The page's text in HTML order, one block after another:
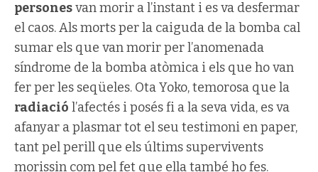
personesvan morir a l’instant i es va desfermar
el caos. Als morts per la caiguda de la bomba cal
sumar els que van morir per l’anomenada
síndrome de la bomba atòmica i els que ho van
fer per les seqüeles. Ota Yoko, temorosa que la
radiació l’afectés i posés fi a la seva vida, es va
afanyar a plasmar tot el seu testimoni en paper,
tant pel perill que els últims supervivents
morissin com pel fet que ella també ho fes.